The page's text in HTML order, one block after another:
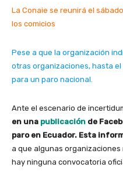
La Conaie se reunirá el
los comicios
Pese a que la organización
otras organizaciones, hasta
para un paro nacional.
Ante el escenario de
en una publicación de
paro en Ecuador. Esta
a que algunas
hay ninguna convocatoria